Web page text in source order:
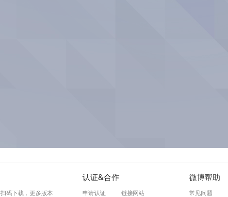
扫码下载，更多版本
认证&合作
申请认证 链接网站
微博帮助
常见问题